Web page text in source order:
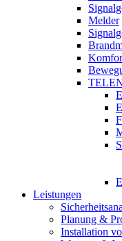
Melder
Leistungen
Planung &
Installation